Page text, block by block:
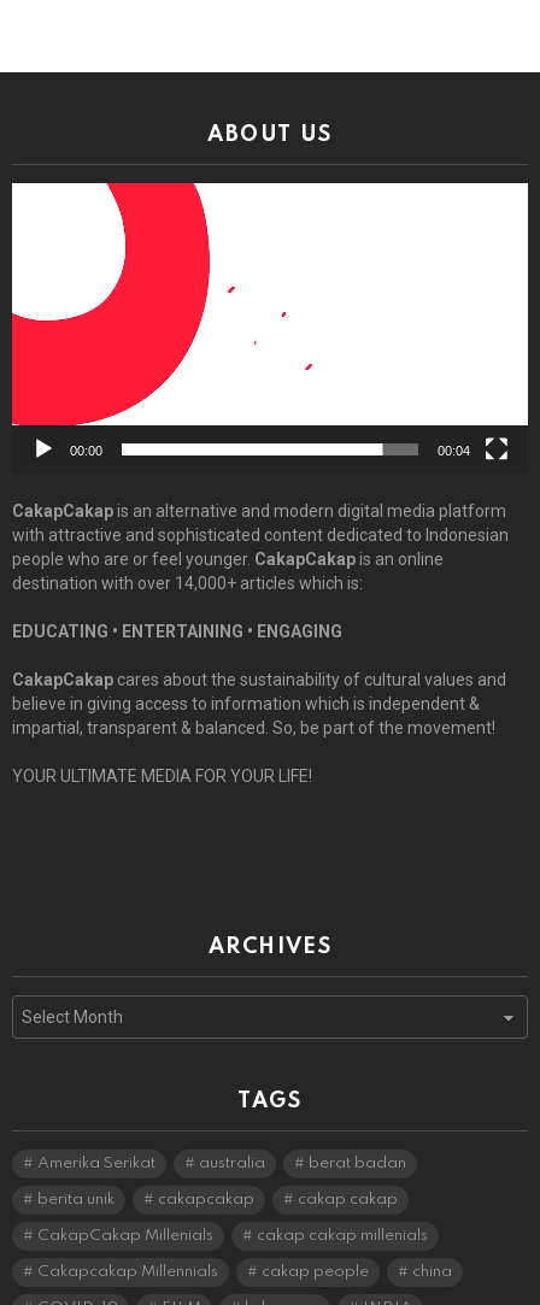
ABOUT US
00:00 00:04
CakapCakapis an alternative and modern digital media platform
with attractive and sophisticated content dedicated to Indonesian
people who are or feel younger. CakapCakapis an online
destination with over 14,000+ articles which is:
EDUCATING • ENTERTAINING • ENGAGING
CakapCakap cares about the sustainability of cultural values and
believe in giving access to information which is independent &
impartial, transparent & balanced. So, be part of the movement!
YOUR ULTIMATE MEDIA FOR YOUR LIFE!
ARCHIVES
Archives
TAGS
Amerika Serikat australia berat badan
berita unik cakapcakap cakap cakap
CakapCakap Millenials cakap cakap millenials
Cakapcakap Millennials cakap people china